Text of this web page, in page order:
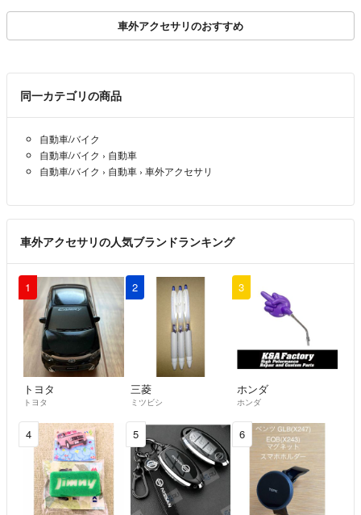
車外アクセサリのおすすめ
同一カテゴリの商品
自動車/バイク
自動車/バイク › 自動車
自動車/バイク › 自動車 › 車外アクセサリ
車外アクセサリの人気ブランドランキング
1
トヨタ
トヨタ
2
三菱
ミツビシ
3
ホンダ
ホンダ
4 5 6